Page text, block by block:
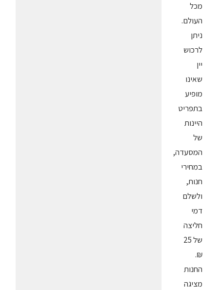
מכל
העולם.
ניתן
לרכוש
יין
שאינו
מופיע
בתפריט
היינות
של
המסעדה,
במחירי
חנות,
ולשלם
דמי
חליצה
של 25
₪.
החנות
מציגה